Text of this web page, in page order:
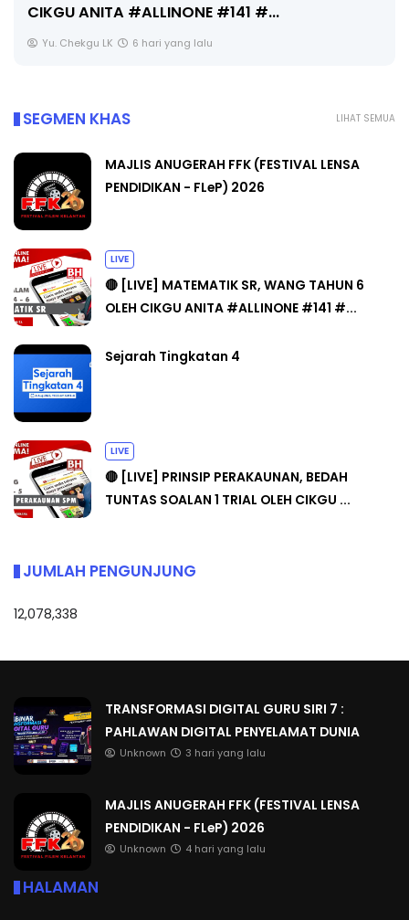
CIKGU ANITA #ALLINONE #141 #...
Yu. Chekgu LK 6 hari yang lalu
LIHAT SEMUA
SEGMEN KHAS
MAJLIS ANUGERAH FFK (FESTIVAL LENSA
PENDIDIKAN - FLeP) 2026
LIVE
🔴 [LIVE] MATEMATIK SR, WANG TAHUN 6
OLEH CIKGU ANITA #ALLINONE #141 #...
Sejarah Tingkatan 4
LIVE
🔴 [LIVE] PRINSIP PERAKAUNAN, BEDAH
TUNTAS SOALAN 1 TRIAL OLEH CIKGU ...
JUMLAH PENGUNJUNG
12,078,338
TRANSFORMASI DIGITAL GURU SIRI 7 :
PAHLAWAN DIGITAL PENYELAMAT DUNIA
Unknown 3 hari yang lalu
MAJLIS ANUGERAH FFK (FESTIVAL LENSA
PENDIDIKAN - FLeP) 2026
Unknown 4 hari yang lalu
HALAMAN